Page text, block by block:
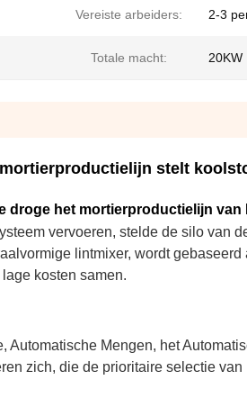
Vereiste arbeiders: 2-3
Totale macht: 20KW
stelt
droge het mortierproductielijn van
vervoeren, stelde de silo van
lintmixer, wordt
kosten samen.
Automatische Mengen, het
zich, die de prioritaire selectie